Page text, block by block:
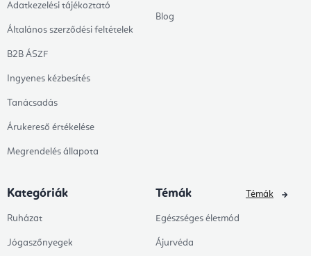
Adatkezelési tájékoztató
Általános szerződési feltételek
B2B ÁSZF
Ingyenes kézbesítés
Tanácsadás
Árukereső értékelése
Megrendelés állapota
Blog
Kategóriák
Ruházat
Jógaszőnyegek
Témák
Egészséges életmód
Ájurvéda
Témák